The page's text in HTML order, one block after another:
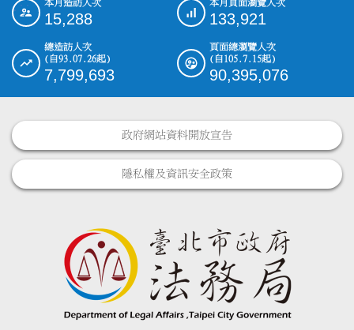
::: 本月造訪人次
15,288
本月頁面瀏覽人次
133,921
總造訪人次
(自93.07.26起)
7,799,693
頁面總瀏覽人次
(自105.7.15起)
90,395,076
政府網站資料開放宣告
隱私權及資訊安全政策